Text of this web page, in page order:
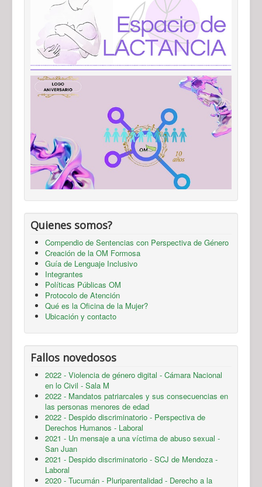
Quienes somos?
Compendio de Sentencias con Perspectiva de Género
Creación de la OM Formosa
Guía de Lenguaje Inclusivo
Integrantes
Políticas Públicas OM
Protocolo de Atención
Qué es la Oficina de la Mujer?
Ubicación y contacto
Fallos novedosos
2022 - Violencia de género digital - Cámara Nacional
en lo Civil - Sala M
2022 - Mandatos patriarcales y sus consecuencias en
las personas menores de edad
2022 - Despido discriminatorio - Perspectiva de
Derechos Humanos - Laboral
2021 - Un mensaje a una víctima de abuso sexual -
San Juan
2021 - Despido discriminatorio - SCJ de Mendoza -
Laboral
2020 - Tucumán - Pluriparentalidad - Derecho a la